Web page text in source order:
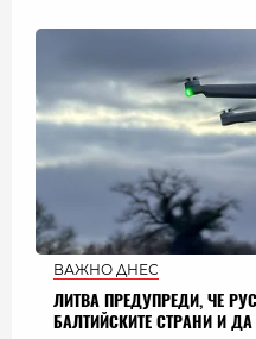
ВАЖНО ДНЕС
ЛИТВА ПРЕДУПРЕДИ, ЧЕ
БАЛТИЙСКИТЕ СТРАНИ И